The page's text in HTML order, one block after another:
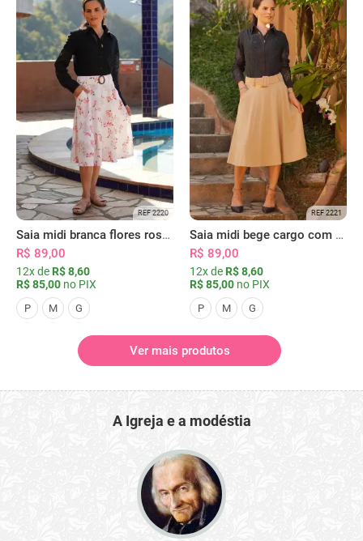
REF 2220
Saia midi branca flores rosas com bolsos
R$ 89,00
12x de R$ 8,60
R$ 85,00 no PIX
P M G
REF 2221
Saia midi bege cargo com bolsos
R$ 89,00
12x de R$ 8,60
R$ 85,00 no PIX
P M G
Ver mais produtos
A Igreja e a modéstia